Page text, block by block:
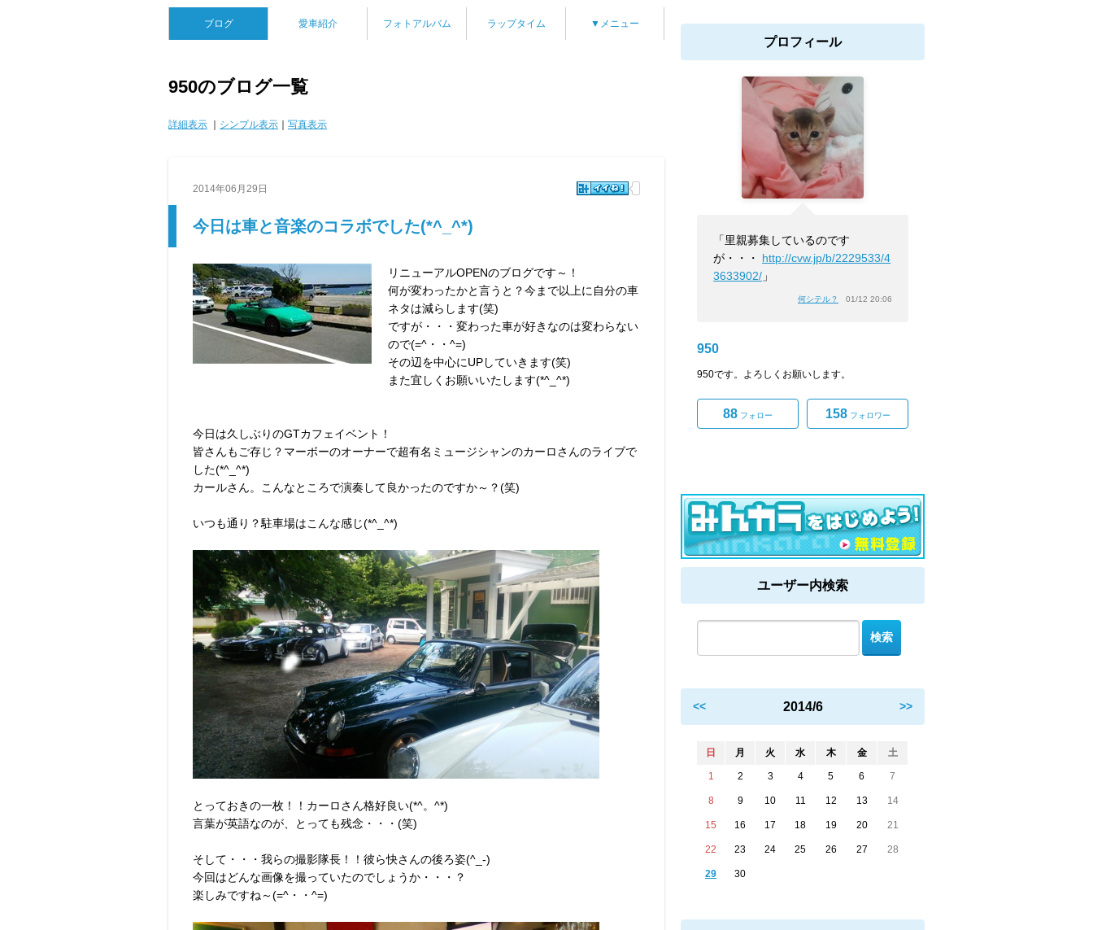
ブログ 愛車紹介 フォトアルバム ラップタイム ▼メニュー
950のブログ一覧
詳細表示 シンプル表示 写真表示
2014年06月29日
今日は車と音楽のコラボでした(*^_^*)
リニューアルOPENのブログです～！
何が変わったかと言うと？今まで以上に自分の車
ネタは減らします(笑)
ですが・・・変わった車が好きなのは変わらない
ので(=^・・^=)
その辺を中心にUPしていきます(笑)
また宜しくお願いいたします(*^_^*)
今日は久しぶりのGTカフェイベント！
皆さんもご存じ？マーボーのオーナーで超有名ミュージシャンのカーロさんのライブで
した(*^_^*)
カールさん。こんなところで演奏して良かったのですか～？(笑)
いつも通り？駐車場はこんな感じ(*^_^*)
とっておきの一枚！！カーロさん格好良い(*^。^*)
言葉が英語なのが、とっても残念・・・(笑)
そして・・・我らの撮影隊長！！彼ら快さんの後ろ姿(^_-)
今回はどんな画像を撮っていたのでしょうか・・・？
楽しみですね～(=^・・^=)
プロフィール
「里親募集しているのです
が・・・ http://cvw.jp/b/2229533/4
3633902/ 」
何シテル？ 01/12 20:06
950
950です。よろしくお願いします。
88 フォロー 158フォロワー
ユーザー内検索
<< 2014/6 >>
日 月 火 水 木 金 土
1 2 3 4 5 6 7
8 9 10 11 12 13 14
15 16 17 18 19 20 21
22 23 24 25 26 27 28
29 30